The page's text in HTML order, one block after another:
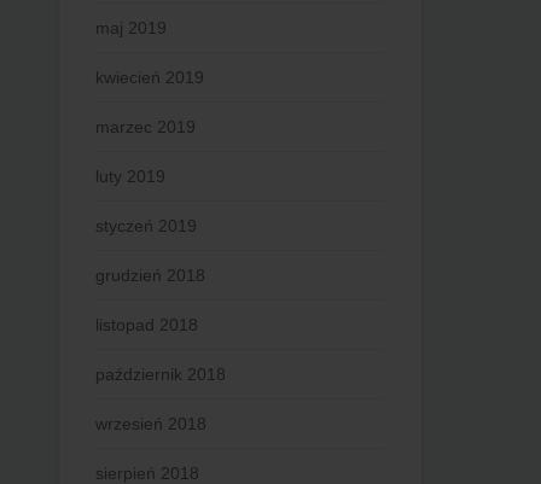
maj 2019
kwiecień 2019
marzec 2019
luty 2019
styczeń 2019
grudzień 2018
listopad 2018
październik 2018
wrzesień 2018
sierpień 2018